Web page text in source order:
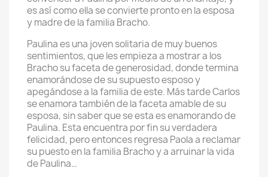
es así como ella se convierte pronto en la esposa
y madre de la familia Bracho.
Paulina es una joven solitaria de muy buenos
sentimientos, que les empieza a mostrar a los
Bracho su faceta de generosidad, donde termina
enamorándose de su supuesto esposo y
apegándose a la familia de este. Más tarde Carlos
se enamora también de la faceta amable de su
esposa, sin saber que se esta es enamorando de
Paulina. Esta encuentra por fin su verdadera
felicidad, pero entonces regresa Paola a reclamar
su puesto en la familia Bracho y a arruinar la vida
de Paulina…